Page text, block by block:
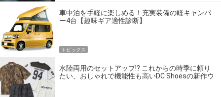
車中泊を手軽に楽しめる！充実装備の軽キャンパ
ー4台【趣味ギア適性診断】
トピックス
水陸両用のセットアップ!? これからの時季に頼り
たい、おしゃれで機能性も高いDC Shoesの新作ウ